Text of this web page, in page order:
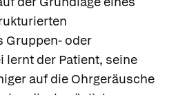
Gruppen- oder
lernt der Patient, seine
auf die Ohrgeräusche